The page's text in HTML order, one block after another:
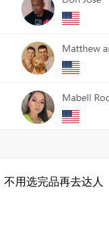
用选完品再去达人